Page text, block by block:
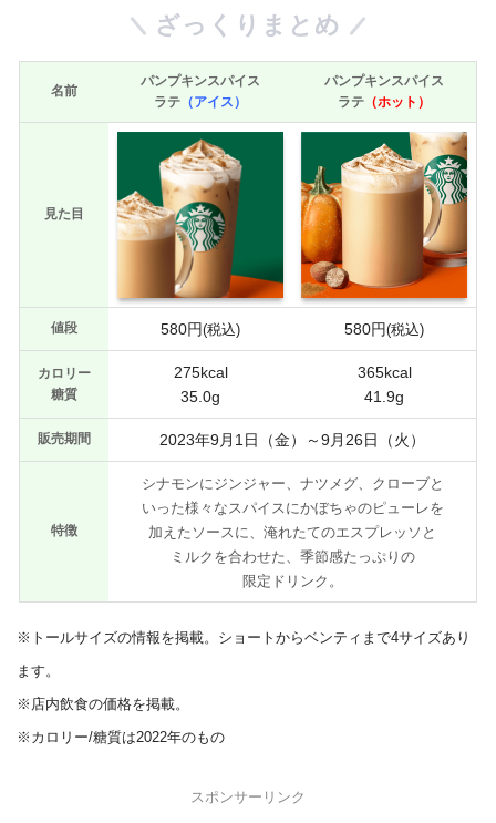
ざっくりまとめ
名前
パンプキンスパイス
ラテ （アイス）
パンプキンスパイス
ラテ （ホット）
見た目
値段 580円(税込) 580円(税込)
カロリー
糖質
275kcal
35.0g
365kcal
41.9g
販売期間 2023年9月1日（金）～9月26日（火）
特徴
シナモンにジンジャー、ナツメグ、クローブと
いった様々なスパイスにかぼちゃのピューレを
加えたソースに、淹れたてのエスプレッソと
ミルクを合わせた、季節感たっぷりの
限定ドリンク。
※トールサイズの情報を掲載。ショートからベンティまで4サイズあり
ます。
※店内飲食の価格を掲載。
※カロリー/糖質は2022年のもの
スポンサーリンク